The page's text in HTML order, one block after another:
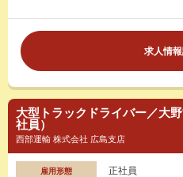
求人情
大型トラックドライバー／大
社員）
西部運輸 株式会社 広島支店
雇用形態 正社員